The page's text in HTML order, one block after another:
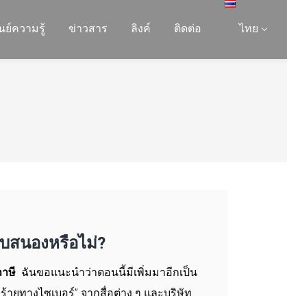
ย์ความรู้ ข่าวสาร ลิงค์ ติดต่อ ไทย
สนองหรือไม่?
ษี ฉันขอแนะนำว่าตอนนี้มีเพิ่มมาอีกเป็น
ยทางไซเบอร์” จากสื่อต่าง ๆ และบริษัท